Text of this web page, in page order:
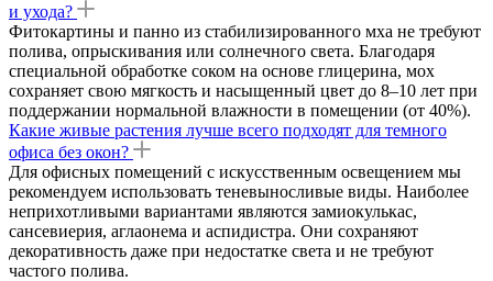
и ухода?
Фитокартины и панно из стабилизированного мха не требуют
полива, опрыскивания или солнечного света. Благодаря
специальной обработке соком на основе глицерина, мох
сохраняет свою мягкость и насыщенный цвет до 8–10 лет при
поддержании нормальной влажности в помещении (от 40%).
Какие живые растения лучше всего подходят для темного
офиса без окон?
Для офисных помещений с искусственным освещением мы
рекомендуем использовать теневыносливые виды. Наиболее
неприхотливыми вариантами являются замиокулькас,
сансевиерия, аглаонема и аспидистра. Они сохраняют
декоративность даже при недостатке света и не требуют
частого полива.